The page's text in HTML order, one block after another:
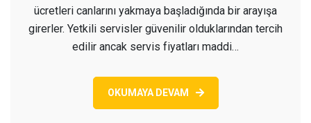
ücretleri canlarını yakmaya başladığında bir arayışa
girerler. Yetkili servisler güvenilir olduklarından tercih
edilir ancak servis fiyatları maddi…
OKUMAYA DEVAM